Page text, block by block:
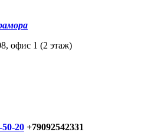
офис 1 (2 этаж)
50-20 +79092542331